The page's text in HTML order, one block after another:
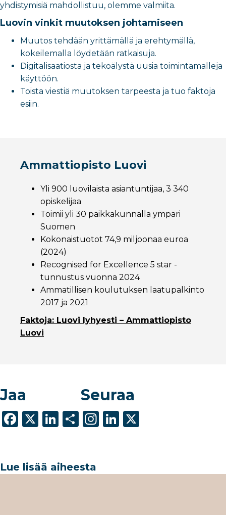
yhdistymisiä mahdollistuu, olemme valmiita.
Luovin vinkit muutoksen johtamiseen
Muutos tehdään yrittämällä ja erehtymällä,
kokeilemalla löydetään ratkaisuja.
Digitalisaatiosta ja tekoälystä uusia toimintamalleja
käyttöön.
Toista viestiä muutoksen tarpeesta ja tuo faktoja
esiin.
Ammattiopisto Luovi
Yli 900 luovilaista asiantuntijaa, 3 340
opiskelijaa
Toimii yli 30 paikkakunnalla ympäri
Suomen
Kokonaistuotot 74,9 miljoonaa euroa
(2024)
Recognised for Excellence 5 star -
tunnustus vuonna 2024
Ammatillisen koulutuksen laatupalkinto
2017 ja 2021
Faktoja: Luovi lyhyesti – Ammattiopisto
Luovi
Jaa
F
e
X
Li
e
S
e
Seuraa
In Li
Lue lisää aiheesta